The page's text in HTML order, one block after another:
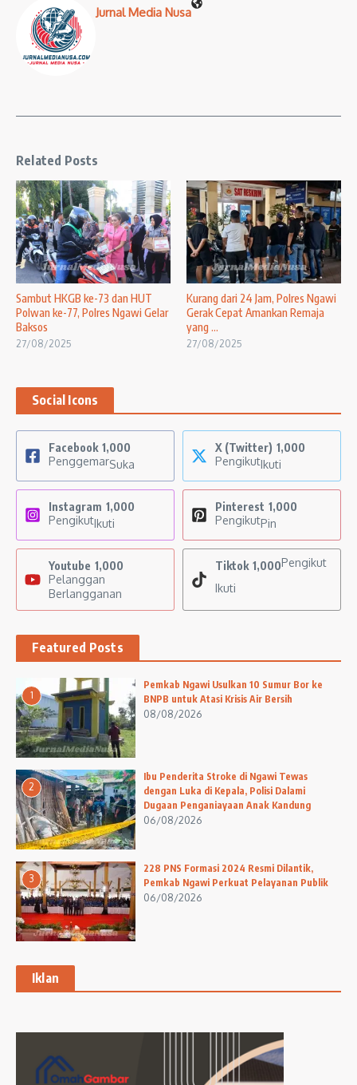
Jurnal Media Nusa
Related Posts
Sambut HKGB ke-73 dan HUT
Polwan ke-77, Polres Ngawi Gelar
Baksos
27/08/2025
Kurang dari 24 Jam, Polres Ngawi
Gerak Cepat Amankan Remaja
yang ...
27/08/2025
Social Icons
Facebook 1,000
PenggemarSuka
X (Twitter) 1,000
PengikutIkuti
Instagram 1,000
PengikutIkuti
Pinterest 1,000
PengikutPin
Youtube 1,000
Pelanggan
Berlangganan
Tiktok 1,000Pengikut
Ikuti
Featured Posts
1
Pemkab Ngawi Usulkan 10 Sumur Bor ke
BNPB untuk Atasi Krisis Air Bersih
08/08/2026
2
Ibu Penderita Stroke di Ngawi Tewas
dengan Luka di Kepala, Polisi Dalami
Dugaan Penganiayaan Anak Kandung
06/08/2026
3
228 PNS Formasi 2024 Resmi Dilantik,
Pemkab Ngawi Perkuat Pelayanan Publik
06/08/2026
Iklan